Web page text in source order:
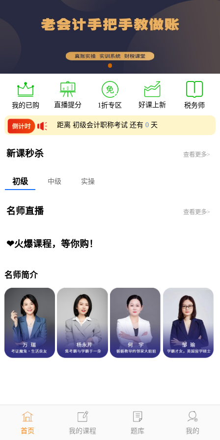
首页 我的课程 题库 我的
我的已购 直播提分 1折专区 好课上新 税务师
距离 初级会计职称考试 还有0 天
新课秒杀 查看更多>
初级 中级 实操
名师直播 查看更多>
❤火爆课程，等你购！
名师简介